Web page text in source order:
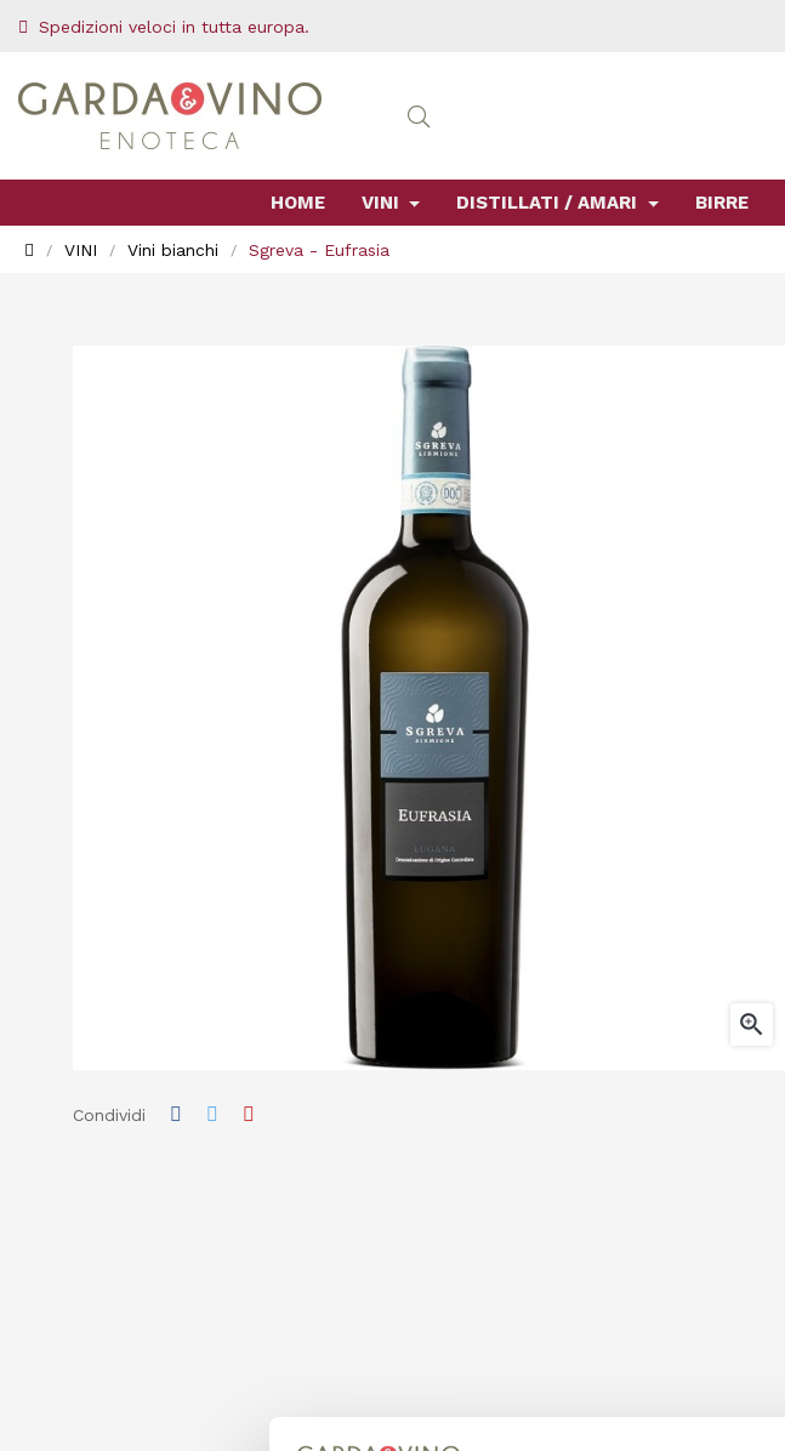
Spedizioni veloci in tutta europa.
HOME VINI DISTILLATI / AMARI BIRRE
VINI Vini bianchi Sgreva - Eufrasia

Condividi